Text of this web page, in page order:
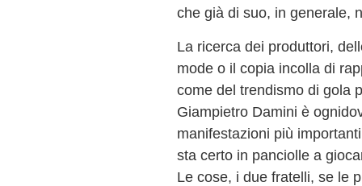
che già di suo, in generale,
La ricerca dei produttori,
mode o il copia incolla di
come del trendismo di gola
Giampietro Damini è
manifestazioni più
sta certo in panciolle a
Le cose, i due fratelli, se le